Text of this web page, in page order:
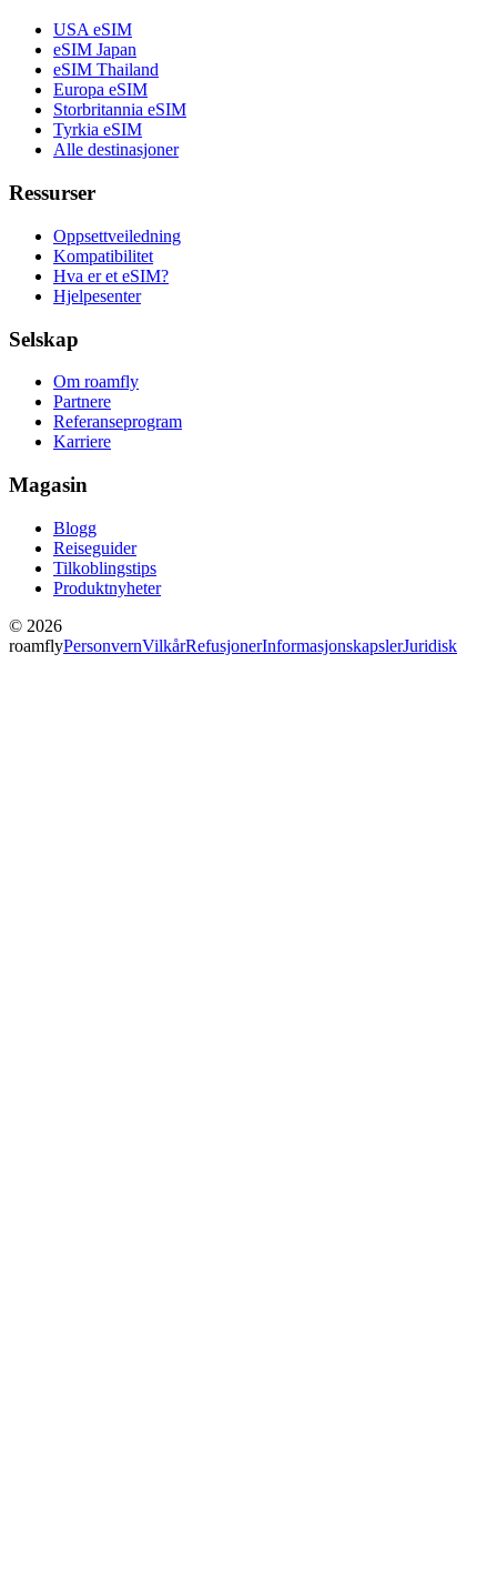
USA eSIM
eSIM Japan
eSIM Thailand
Europa eSIM
Storbritannia eSIM
Tyrkia eSIM
Alle destinasjoner
Ressurser
Oppsettveiledning
Kompatibilitet
Hva er et eSIM?
Hjelpesenter
Selskap
Om roamfly
Partnere
Referanseprogram
Karriere
Magasin
Blogg
Reiseguider
Tilkoblingstips
Produktnyheter
© 2026
roamflyPersonvernVilkårRefusjonerInformasjonskapslerJuridisk